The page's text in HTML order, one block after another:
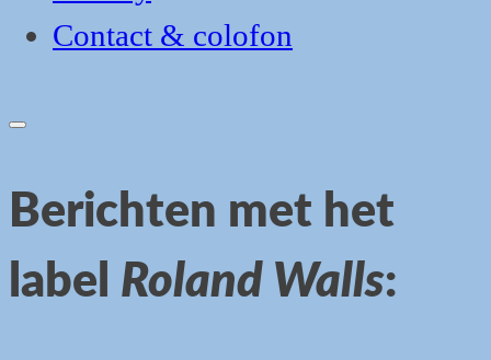
Contact & colofon
Open
Berichten met het
label Roland Walls: